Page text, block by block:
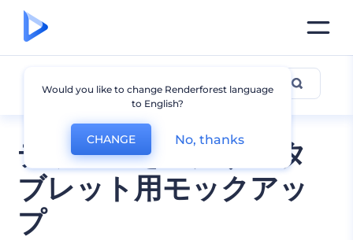
デザインを紹介するタ
ブレット用モックアッ
プ
タブレットのモックアップ
Would you like to change Renderforest language
to English?
CHANGE No, thanks